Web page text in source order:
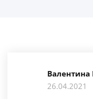
Валентина
26.04.2021